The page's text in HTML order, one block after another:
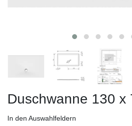
Duschwanne 130 x
In den Auswahlfeldern